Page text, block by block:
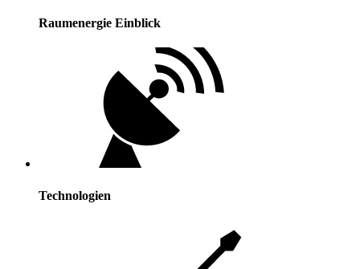
Raumenergie Einblick
Technologien